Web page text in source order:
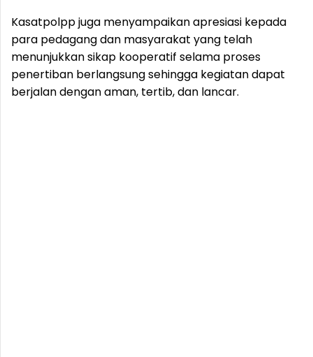
Kasatpolpp juga menyampaikan apresiasi kepada
para pedagang dan masyarakat yang telah
menunjukkan sikap kooperatif selama proses
penertiban berlangsung sehingga kegiatan dapat
berjalan dengan aman, tertib, dan lancar.